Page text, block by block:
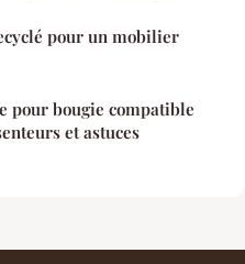
pour un mobilier
pour bougie compatible
et astuces